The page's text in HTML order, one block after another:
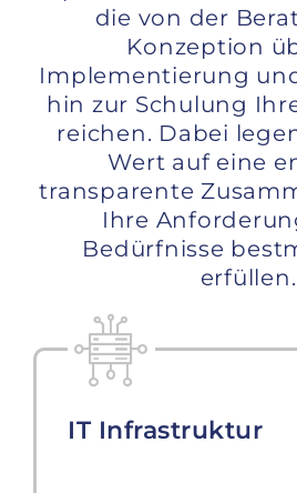
die von der
Konzeption
Implementierung
hin zur Schulung
reichen. Dabei
Wert auf eine
transparente
Ihre
Bedürfnisse
erfüllen.
IT Infrastruktur